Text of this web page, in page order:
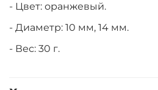
- Цвет: оранжевый.
- Диаметр: 10 мм, 14 мм.
- Вес: 30 г.